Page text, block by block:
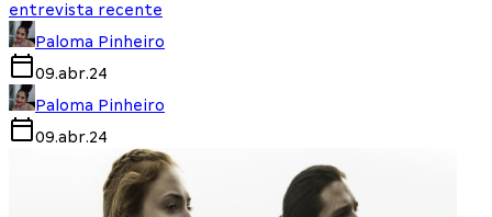
entrevista recente
Paloma Pinheiro
09.abr.24
Paloma Pinheiro
09.abr.24